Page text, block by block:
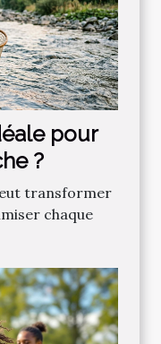
pour
?
transformer
chaque